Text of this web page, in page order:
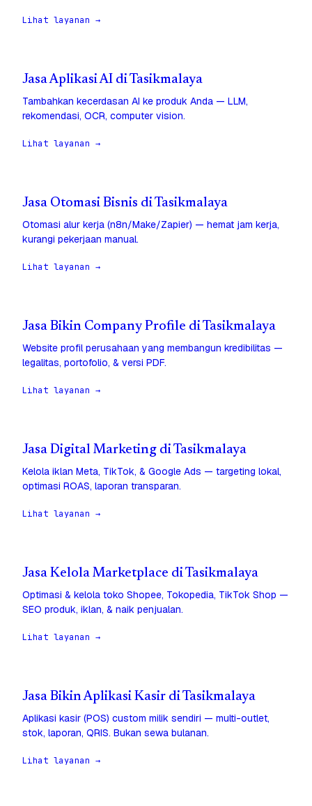
Lihat layanan →
Jasa Aplikasi AI di Tasikmalaya
Tambahkan kecerdasan AI ke produk Anda — LLM,
rekomendasi, OCR, computer vision.
Lihat layanan →
Jasa Otomasi Bisnis di Tasikmalaya
Otomasi alur kerja (n8n/Make/Zapier) — hemat jam kerja,
kurangi pekerjaan manual.
Lihat layanan →
Jasa Bikin Company Profile di Tasikmalaya
Website profil perusahaan yang membangun kredibilitas —
legalitas, portofolio, & versi PDF.
Lihat layanan →
Jasa Digital Marketing di Tasikmalaya
Kelola iklan Meta, TikTok, & Google Ads — targeting lokal,
optimasi ROAS, laporan transparan.
Lihat layanan →
Jasa Kelola Marketplace di Tasikmalaya
Optimasi & kelola toko Shopee, Tokopedia, TikTok Shop —
SEO produk, iklan, & naik penjualan.
Lihat layanan →
Jasa Bikin Aplikasi Kasir di Tasikmalaya
Aplikasi kasir (POS) custom milik sendiri — multi-outlet,
stok, laporan, QRIS. Bukan sewa bulanan.
Lihat layanan →